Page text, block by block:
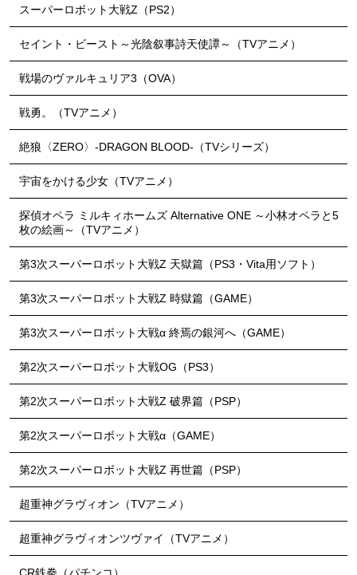
スーパーロボット大戦Z（PS2）
セイント・ビースト～光陰叙事詩天使譚～（TVアニメ）
戦場のヴァルキュリア3（OVA）
戦勇。（TVアニメ）
絶狼〈ZERO〉-DRAGON BLOOD-（TVシリーズ）
宇宙をかける少女（TVアニメ）
探偵オペラ ミルキィホームズ Alternative ONE ～小林オペラと5
枚の絵画～（TVアニメ）
第3次スーパーロボット大戦Z 天獄篇（PS3・Vita用ソフト）
第3次スーパーロボット大戦Z 時獄篇（GAME）
第3次スーパーロボット大戦α 終焉の銀河へ（GAME）
第2次スーパーロボット大戦OG（PS3）
第2次スーパーロボット大戦Z 破界篇（PSP）
第2次スーパーロボット大戦α（GAME）
第2次スーパーロボット大戦Z 再世篇（PSP）
超重神グラヴィオン（TVアニメ）
超重神グラヴィオンツヴァイ（TVアニメ）
CR鉄拳（パチンコ）